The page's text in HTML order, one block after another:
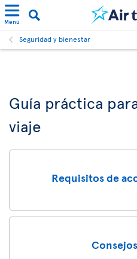
Menú
Seguridad y bienestar
Guía práctica
viaje
Requisitos de